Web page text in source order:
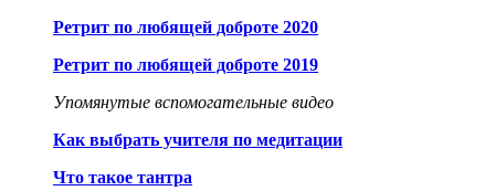
Ретрит по любящей доброте 2020
Ретрит по любящей доброте 2019
Упомянутые вспомогательные видео
Как выбрать учителя по медитации
Что такое тантра